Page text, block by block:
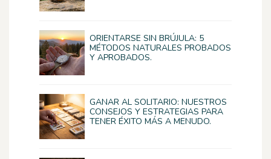
ORIENTARSE SIN BRÚJULA: 5
MÉTODOS NATURALES PROBADOS
Y APROBADOS.
GANAR AL SOLITARIO: NUESTROS
CONSEJOS Y ESTRATEGIAS PARA
TENER ÉXITO MÁS A MENUDO.